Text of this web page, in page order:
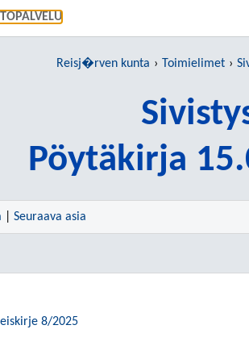
Reisj�rven kunta Toimielimet
Pöytäkirja
Seuraava asia
8/2025